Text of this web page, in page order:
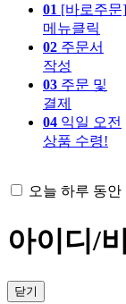
01 [바로주문]
메뉴클릭
02 주문서
작성
03 주문 및
결제
04 익일 오전
상품 수령!
오늘 하루 동안
아이디/
닫기